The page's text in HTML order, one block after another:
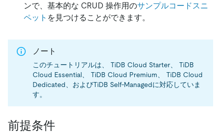
ンで、基本的な CRUD 操作用のサンプルコードスニ
ペット を見つけることができます。
ノート
このチュートリアルは、 TiDB Cloud Starter、 TiDB
Cloud Essential、 TiDB Cloud Premium、 TiDB Cloud
Dedicated、およびTiDB Self-Managedに対応していま
す。
前提条件